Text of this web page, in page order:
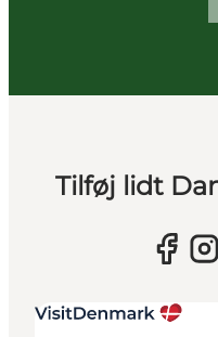
Tilføj lidt